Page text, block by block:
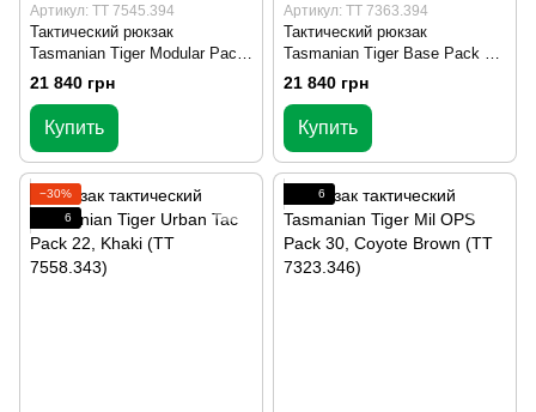
Артикул: TT 7545.394
Тактический рюкзак
Tasmanian Tiger Modular Pack
45 Plus Multicam (TT 7545.394)
21 840 грн
Купить
Артикул: TT 7363.394
Тактический рюкзак
Tasmanian Tiger Base Pack 52
MC, Multicam (TT 7363.394)
21 840 грн
Купить
−30%
6
6